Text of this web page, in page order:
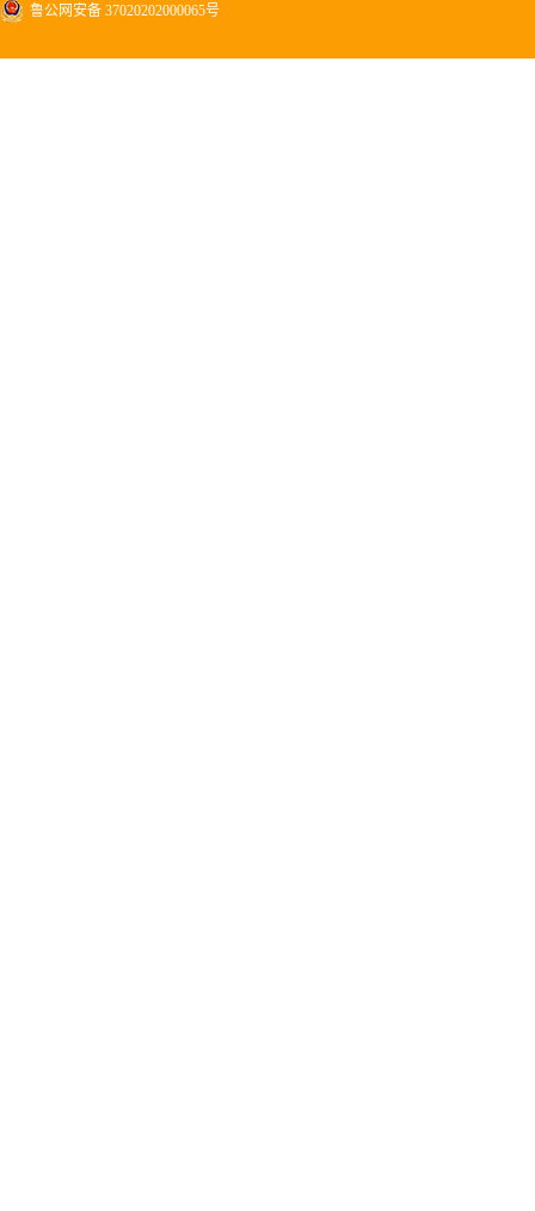
鲁公网安备 37020202000065号